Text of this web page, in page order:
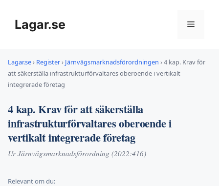
innehållLagar.se Meny
Lagar.se› Register› Järnvägsmarknadsförordningen ›4 kap. Krav för
att säkerställa infrastrukturförvaltares oberoende i vertikalt
integrerade företag
4 kap. Krav för att säkerställa
infrastrukturförvaltares oberoende i
vertikalt integrerade företag
Ur Järnvägsmarknadsförordning (2022:416)
Relevant om du: